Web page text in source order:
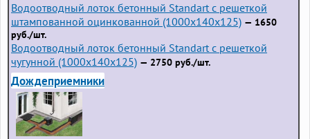
Водоотводный лоток бетонный Standart с решеткой
штампованной оцинкованной (1000x140x125) — 1650
руб./шт.
Водоотводный лоток бетонный Standart с решеткой
чугунной (1000x140x125) — 2750 руб./шт.
Дождеприемники